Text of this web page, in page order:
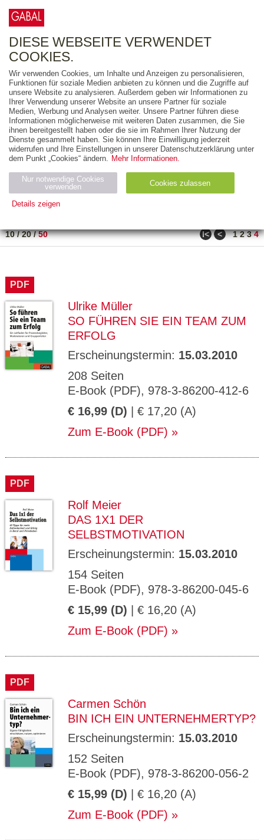
FREITEXT
AUSGABEART
AUS DER REIHE
ZUM THEMA
Neuerscheinung
Bestseller
PREIS
10/20/50 ǀ< < 1 2 3 4
PDF
Ulrike Müller
SO FÜHREN SIE EIN TEAM ZUM
ERFOLG
Erscheinungstermin: 15.03.2010
208 Seiten
E-Book (PDF), 978-3-86200-412-6
€ 16,99 (D) | € 17,20 (A)
Zum E-Book (PDF)
PDF
Rolf Meier
DAS 1X1 DER
SELBSTMOTIVATION
Erscheinungstermin: 15.03.2010
154 Seiten
E-Book (PDF), 978-3-86200-045-6
€ 15,99 (D) | € 16,20 (A)
Zum E-Book (PDF)
PDF
Carmen Schön
BIN ICH EIN UNTERNEHMERTYP?
Erscheinungstermin: 15.03.2010
152 Seiten
E-Book (PDF), 978-3-86200-056-2
€ 15,99 (D) | € 16,20 (A)
Zum E-Book (PDF)
DIESE WEBSEITE VERWENDET
COOKIES.
Wir verwenden Cookies, um Inhalte und Anzeigen zu personalisieren,
Funktionen für soziale Medien anbieten zu können und die Zugriffe auf
unsere Website zu analysieren. Außerdem geben wir Informationen zu
Ihrer Verwendung unserer Website an unsere Partner für soziale
Medien, Werbung und Analysen weiter. Unsere Partner führen diese
Informationen möglicherweise mit weiteren Daten zusammen, die Sie
ihnen bereitgestellt haben oder die sie im Rahmen Ihrer Nutzung der
Dienste gesammelt haben. Sie können Ihre Einwilligung jederzeit
widerrufen und Ihre Einstellungen in unserer Datenschutzerklärung unter
dem Punkt „Cookies“ ändern. Mehr Informationen.
Nur notwendige Cookies
verwenden
Cookies zulassen
Details zeigen
Name Zweck
ESSION
_ID
GV_CO
OKIES
gabal-
Speichert den Zustimmungsstatus des
Benutzers für Cookies auf der aktuellen
Domäne.
ge
T
P